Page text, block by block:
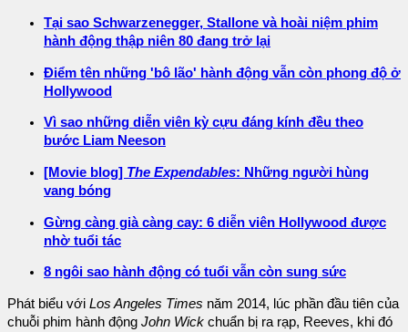
Tại sao Schwarzenegger, Stallone và hoài niệm phim
hành động thập niên 80 đang trở lại
Điểm tên những 'bô lão' hành động vẫn còn phong độ ở
Hollywood
Vì sao những diễn viên kỳ cựu đáng kính đều theo
bước Liam Neeson
[Movie blog] The Expendables: Những người hùng
vang bóng
Gừng càng già càng cay: 6 diễn viên Hollywood được
nhờ tuổi tác
8 ngôi sao hành động có tuổi vẫn còn sung sức
Phát biểu với Los Angeles Times năm 2014, lúc phần đầu tiên của
chuỗi phim hành động John Wick chuẩn bị ra rạp, Reeves, khi đó